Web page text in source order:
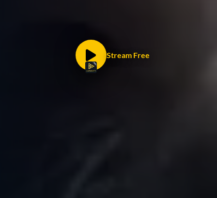
Stream Free